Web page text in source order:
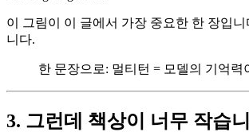
이 그림이 이 글에서 가장 중요한 한 장입니
니다.
한 문장으로: 멀티턴 = 모델의 기억력
3. 그런데 책상이 너무 작습